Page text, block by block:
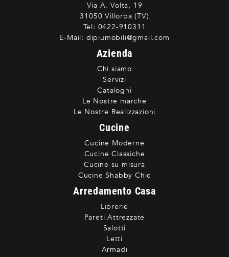
Via A. Volta, 19
31050 Villorba (TV)
Tel: 0422-910311
E-Mail: dipiumobili@gmail.com
Azienda
Chi siamo
Servizi
Cataloghi
Le Nostre marche
Le Nostre Realizzazioni
Cucine
Cucine Moderne
Cucine Classiche
Cucine su misura
Cucine Shabby Chic
Arredamento Casa
Librerie
Pareti Attrezzate
Salotti
Letti
Armadi